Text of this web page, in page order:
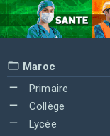
Maroc
Primaire
Collège
Lycée